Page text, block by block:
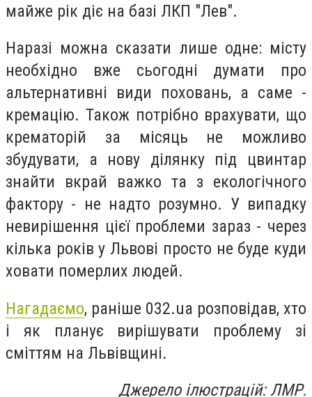
майже рік діє на базі ЛКП "Лев".
Наразі можна сказати лише одне: місту
необхідно вже сьогодні думати про
альтернативні види поховань, а саме -
кремацію. Також потрібно врахувати, що
крематорій за місяць не можливо
збудувати, а нову ділянку під цвинтар
знайти вкрай важко та з екологічного
фактору - не надто розумно. У випадку
невирішення цієї проблеми зараз - через
кілька років у Львові просто не буде куди
ховати померлих людей.
Нагадаємо, раніше 032.ua розповідав, хто
і як планує вирішувати проблему зі
сміттям на Львівщині.
Джерело ілюстрацій: ЛМР.